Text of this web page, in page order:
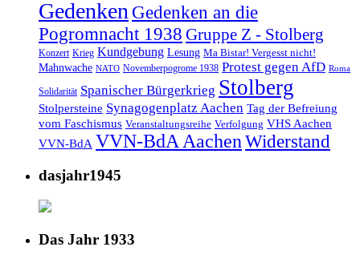
Gedenken Gedenken an die
Pogromnacht 1938 Gruppe Z - Stolberg
Konzert Krieg Kundgebung Lesung Ma Bistar! Vergesst nicht!
Mahnwache NATO Novemberpogrome 1938 Protest gegen AfD Roma
Solidarität Spanischer Bürgerkrieg Stolberg
Stolpersteine Synagogenplatz Aachen Tag der Befreiung
vom Faschismus Veranstaltungsreihe Verfolgung VHS Aachen
VVN-BdA VVN-BdA AachenWiderstand
dasjahr1945
Das Jahr 1933